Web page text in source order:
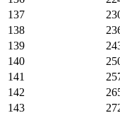
137
138
139
140
141
142
143